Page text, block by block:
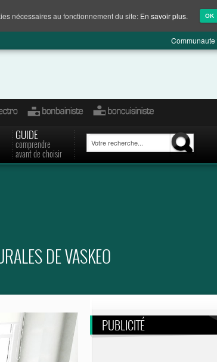
Communaute
GUIDE
comprendre
avant de choisir
DE VASKEO
PUBLICITÉ
nécessaires au fonctionnement du site: En savoir plus. OK